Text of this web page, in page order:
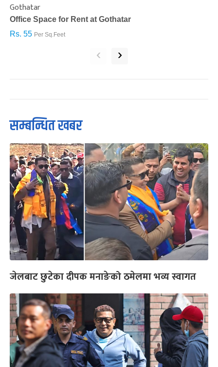
Gothatar
Office Space for Rent at Gothatar
Rs. 55 Per Sq.Feet
‹ ›
सम्बन्धित खबर
जेलबाट छुटेका दीपक मनाङेको ठमेलमा भव्य स्वागत